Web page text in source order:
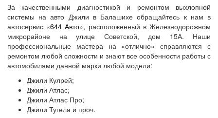
За качественными диагностикой и ремонтом выхлопной
системы на авто Джили в Балашихе обращайтесь к нам в
автосервис «644 Авто», расположенный в Железнодорожном
микрорайоне на улице Советской, дом 15А. Наши
профессиональные мастера на «отлично» справляются с
ремонтом любой сложности и знают все особенности работы с
автомобилями данной марки любой модели:
Джили Кулрей;
Джили Атлас;
Джили Атлас Про;
Джили Тугела и проч.